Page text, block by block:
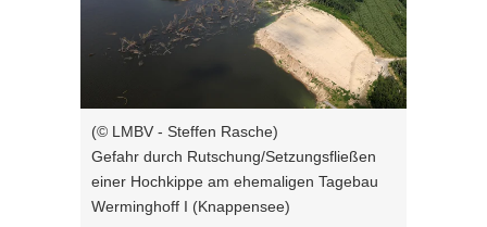
Pfeiltaste
rechts :
Vorwärts
blättern
Pfeiltaste
links :
Zurück
blättern
(© LMBV - Steffen Rasche)
Gefahr durch Rutschung/Setzungsfließen
einer Hochkippe am ehemaligen Tagebau
Werminghoff I (Knappensee)